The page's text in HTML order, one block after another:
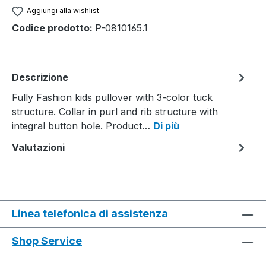
Aggiungi alla wishlist
Codice prodotto: P-0810165.1
Descrizione
Fully Fashion kids pullover with 3-color tuck
structure. Collar in purl and rib structure with
integral button hole. Product… Di più
Valutazioni
Linea telefonica di assistenza
Shop Service